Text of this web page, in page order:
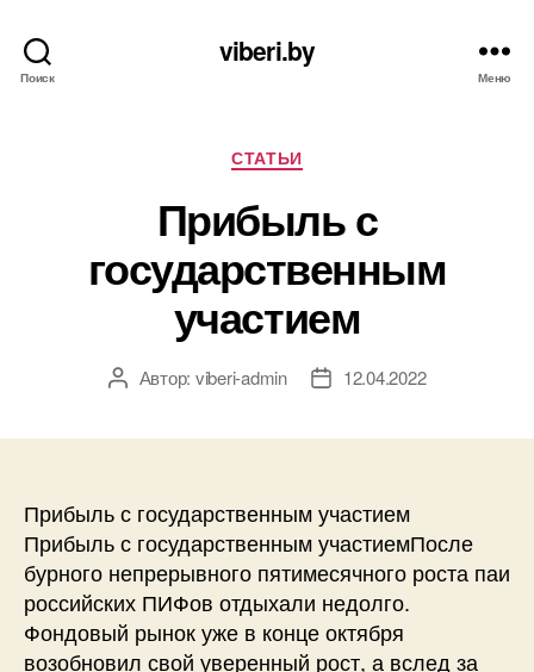
Поиск
viberi.by
Меню
Рубрики
СТАТЬИ
Прибыль с
государственным
участием
АвторАвтор: viberi-admin
Дата12.04.2022
Прибыль с государственным участием
Прибыль с государственным участиемПосле
бурного непрерывного пятимесячного роста паи
российских ПИФов отдыхали недолго.
Фондовый рынок уже в конце октября
возобновил свой уверенный рост, а вслед за